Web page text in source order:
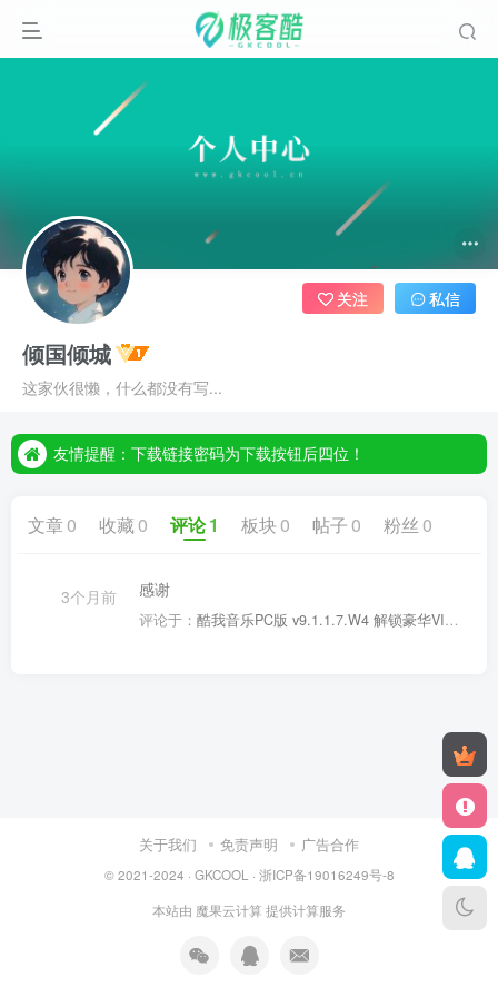
倾国倾城
这家伙很懒，什么都没有写...
关注 私信
友情提醒：下载链接密码为下载按钮后四位！
友情提醒：下载链接密码为下载按钮后四位！
文章0 收藏 0 评论1 板块 0 帖子 0 粉丝 0
3个月前 感谢
评论于： 酷我音乐PC版 v9.1.1.7.W4 解锁豪华VIP版
关于我们 免责声明 广告合作
© 2021-2024 · GKCOOL · 浙ICP备19016249号-8
本站由 魔果云计算 提供计算服务